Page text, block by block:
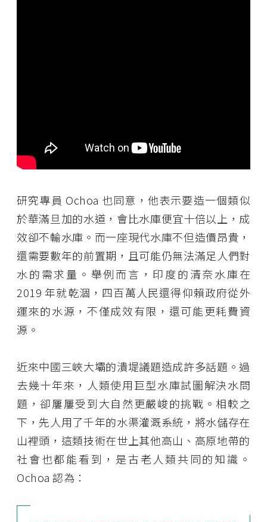
研究專員 Ochoa 也同意，他表示要造一個類似
於華滿旦加的水道，會比水庫便宜十倍以上，成
效卻不輸水庫。而一座現代水庫不但造價昂貴，
還需要數年的前置期，且可能仍無法滿足人們對
水的需求量。舉例而言，印度的清奈水庫在
2019 年就乾涸，四百萬人民還得仰賴政府從外
運來的水源，不僅成效有限，還可能更耗費資
源。
近來中國三峽大壩的潰堤議題造成許多話題。過
去幾十年來，人類使用巨型水庫試圖解決水問
題，卻屢屢受到大自然更嚴峻的挑戰。相較之
下，先人用了千年的水渠灌溉系統，將水儲存在
山裡頭，這類技術在世上其他高山、高原地帶的
社會也都能看到，是古老人類共同的知識。
Ochoa 認為：